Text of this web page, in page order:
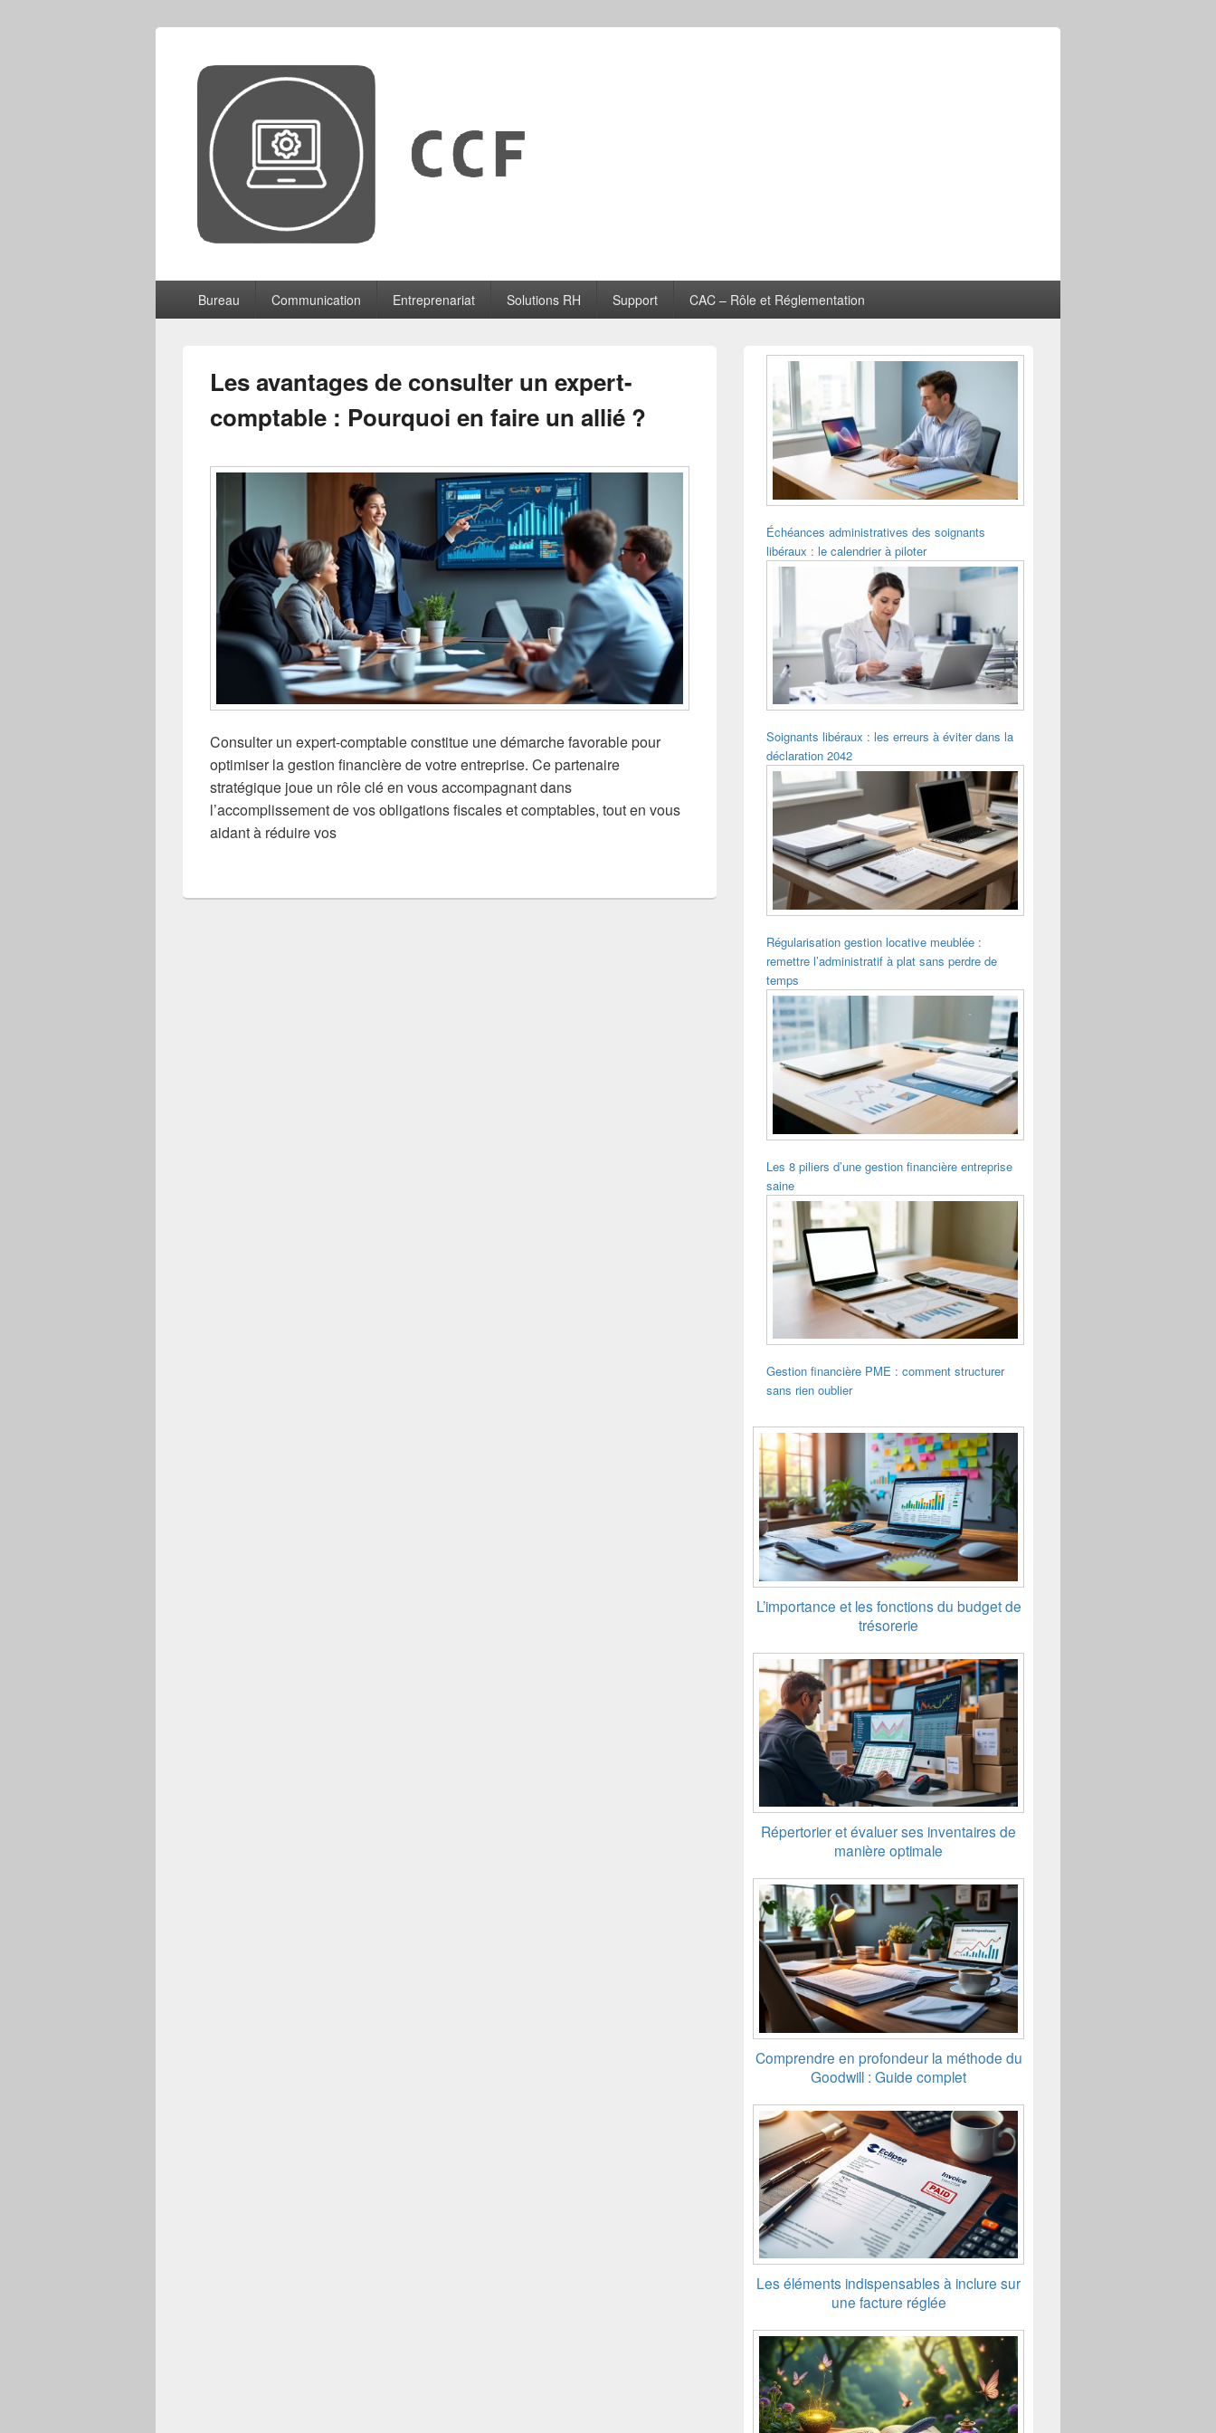
CCF
principalBureau Communication Entreprenariat Solutions RH Support CAC – Rôle et Réglementation
Les avantages de consulter un expert-
comptable : Pourquoi en faire un allié ?
Consulter un expert-comptable constitue une démarche favorable pour
optimiser la gestion financière de votre entreprise. Ce partenaire
stratégique joue un rôle clé en vous accompagnant dans
l’accomplissement de vos obligations fiscales et comptables, tout en vous
aidant à réduire vos
Zone
principale
widget
latérale
Échéances administratives des soignants
libéraux : le calendrier à piloter
Soignants libéraux : les erreurs à éviter dans la
déclaration 2042
Régularisation gestion locative meublée :
remettre l’administratif à plat sans perdre de
temps
Les 8 piliers d’une gestion financière entreprise
saine
Gestion financière PME : comment structurer
sans rien oublier
L’importance et les fonctions du budget de
trésorerie
Répertorier et évaluer ses inventaires de
manière optimale
Comprendre en profondeur la méthode du
Goodwill : Guide complet
Les éléments indispensables à inclure sur
une facture réglée